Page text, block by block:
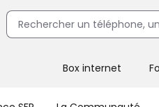
Box internet